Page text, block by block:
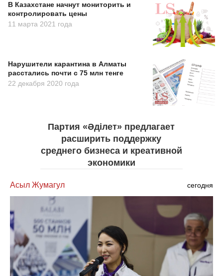
В Казахстане начнут мониторить и
контролировать цены
11 марта 2021 года
Нарушители карантина в Алматы
расстались почти с 75 млн тенге
22 декабря 2020 года
Партия «Әділет» предлагает
расширить поддержку
среднего бизнеса и креативной
экономики
Асыл Жумагул сегодня